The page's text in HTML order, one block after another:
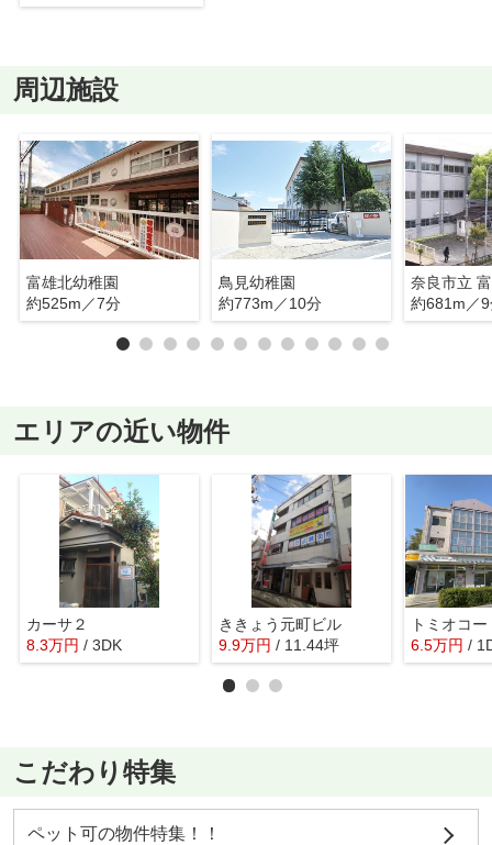
周辺施設
富雄北幼稚園
約525m／7分
鳥見幼稚園
約773m／10分
奈良市立
約681m／
エリアの近い物件
カーサ２
8.3万円 / 3DK
ききょう元町ビル
9.9万円 / 11.44坪
トミオコー
6.5万円 /
こだわり特集
ペット可の物件特集！！